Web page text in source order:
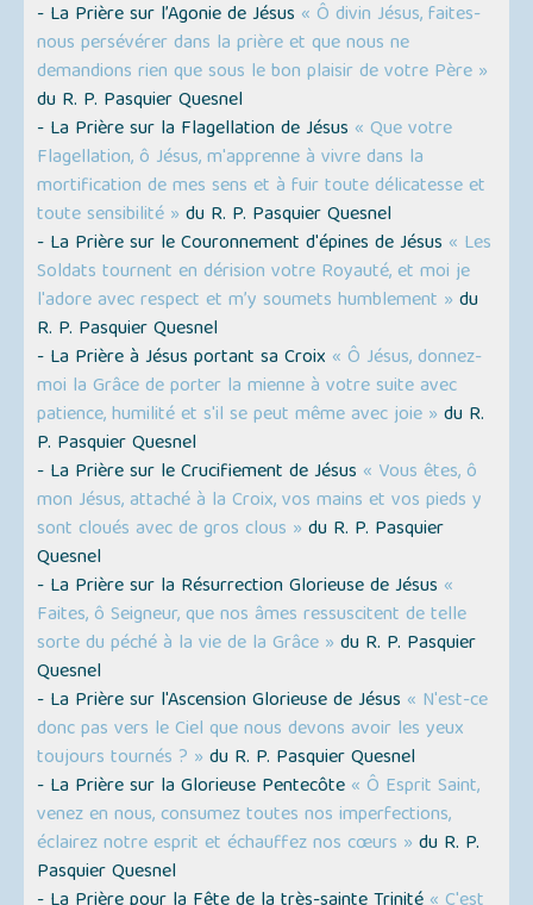
- La Prière sur l’Agonie de Jésus « Ô divin Jésus, faites-
nous persévérer dans la prière et que nous ne
demandions rien que sous le bon plaisir de votre Père »
du R. P. Pasquier Quesnel
- La Prière sur la Flagellation de Jésus « Que votre
Flagellation, ô Jésus, m'apprenne à vivre dans la
mortification de mes sens et à fuir toute délicatesse et
toute sensibilité » du R. P. Pasquier Quesnel
- La Prière sur le Couronnement d'épines de Jésus « Les
Soldats tournent en dérision votre Royauté, et moi je
l'adore avec respect et m’y soumets humblement » du
R. P. Pasquier Quesnel
- La Prière à Jésus portant sa Croix « Ô Jésus, donnez-
moi la Grâce de porter la mienne à votre suite avec
patience, humilité et s'il se peut même avec joie » du R.
P. Pasquier Quesnel
- La Prière sur le Crucifiement de Jésus « Vous êtes, ô
mon Jésus, attaché à la Croix, vos mains et vos pieds y
sont cloués avec de gros clous » du R. P. Pasquier
Quesnel
- La Prière sur la Résurrection Glorieuse de Jésus «
Faites, ô Seigneur, que nos âmes ressuscitent de telle
sorte du péché à la vie de la Grâce » du R. P. Pasquier
Quesnel
- La Prière sur l'Ascension Glorieuse de Jésus « N'est-ce
donc pas vers le Ciel que nous devons avoir les yeux
toujours tournés ? » du R. P. Pasquier Quesnel
- La Prière sur la Glorieuse Pentecôte « Ô Esprit Saint,
venez en nous, consumez toutes nos imperfections,
éclairez notre esprit et échauffez nos cœurs » du R. P.
Pasquier Quesnel